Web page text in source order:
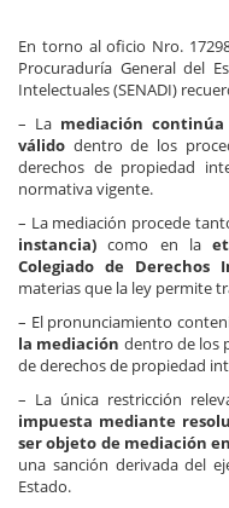
En torno al oficio Nro.
Procuraduría General del
Intelectuales (SENADI)
– La mediación
válido dentro de los
derechos de propiedad
normativa vigente.
– La mediación procede
instancia) como en la
Colegiado de Derechos
materias que la ley permite
– El pronunciamiento
la mediación dentro de los
de derechos de propiedad
– La única restricción
impuesta mediante
ser objeto de mediación
una sanción derivada del
Estado.